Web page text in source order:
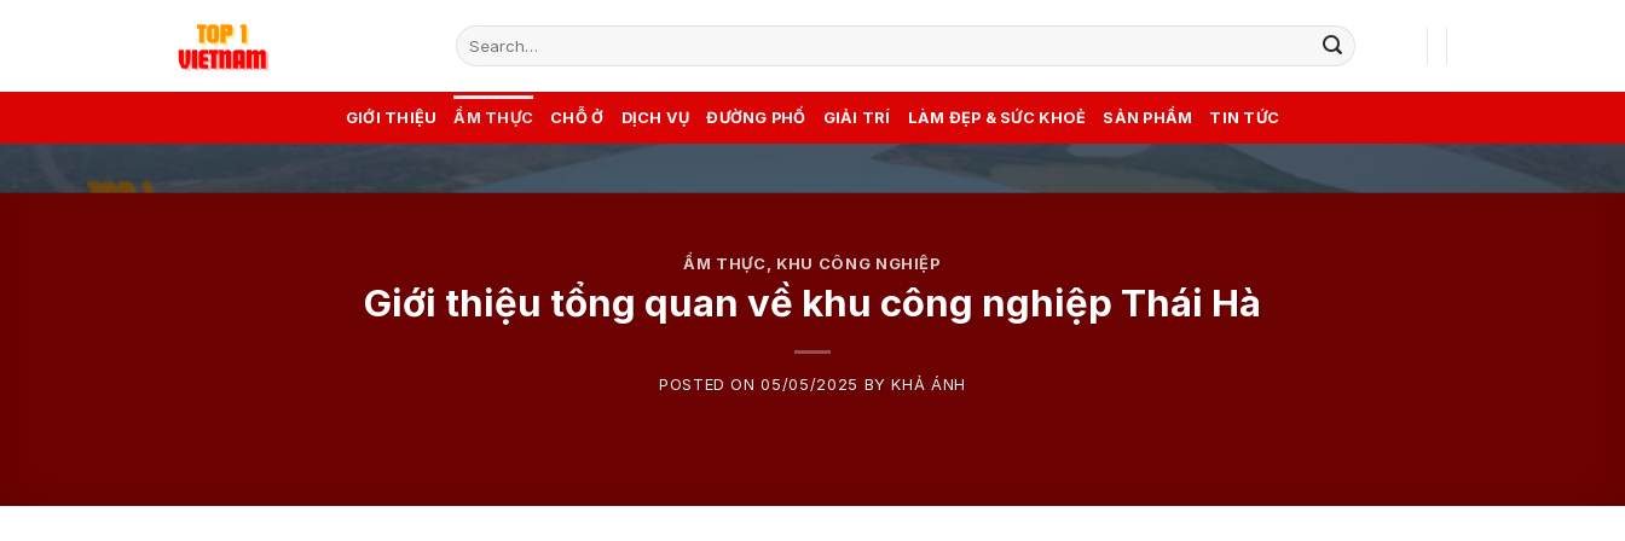
GIỚI THIỆU ẨM THỰC CHỖ Ở DỊCH VỤ ĐƯỜNG PHỐ GIẢI TRÍ LÀM ĐẸP & SỨC KHOẺ SẢN PHẨM TIN TỨC
ẨM THỰC KHU CÔNG NGHIỆP
Giới thiệu tổng quan về khu công nghiệp Thái Hà
POSTED ON05/05/2025 BYKHẢ ÁNH